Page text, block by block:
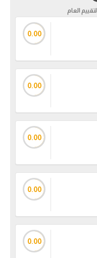
التقييم العام
0.00
0.00
0.00
0.00
0.00